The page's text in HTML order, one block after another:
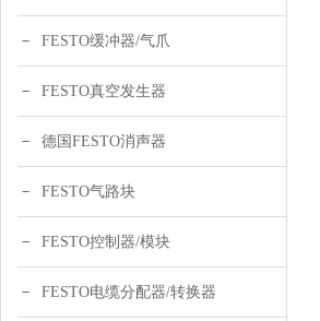
FESTO缓冲器/气爪
FESTO真空发生器
德国FESTO消声器
FESTO气路块
FESTO控制器/模块
FESTO电缆分配器/转换器